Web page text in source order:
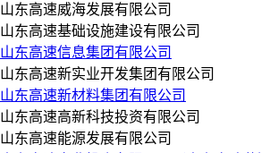
山东高速威海发展有限公司
山东高速基础设施建设有限公司
山东高速信息集团有限公司
山东高速新实业开发集团有限公司
山东高速新材料集团有限公司
山东高速高新科技投资有限公司
山东高速能源发展有限公司